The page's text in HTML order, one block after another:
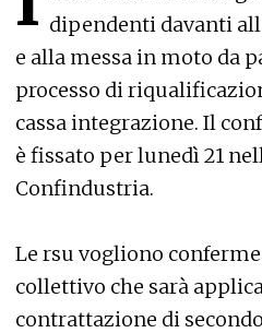
dipendenti davanti
e alla messa in moto da
processo di
cassa integrazione. Il
è fissato per lunedì 21
Confindustria.
Le rsu vogliono
collettivo che sarà
contrattazione di